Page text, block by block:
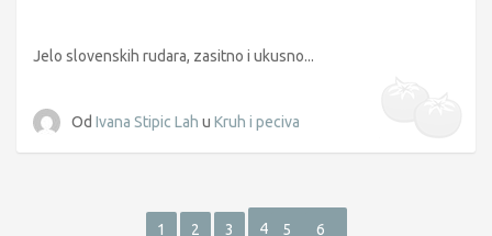
Jelo slovenskih rudara, zasitno i ukusno...
Od Ivana Stipic Lah u Kruh i peciva
1 2 3 4 5 6